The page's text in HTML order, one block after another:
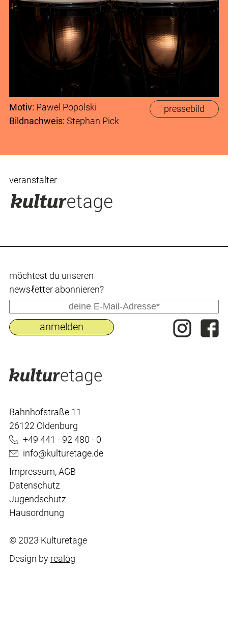
pressebild
Motiv: Pawel Popolski
Bildnachweis: Stephan Pick
veranstalter
Bahnhofstraße 11
26122 Oldenburg
+49 441 - 92 480 - 0
info@kulturetage.de
Impressum,AGB
Datenschutz
Jugendschutz
Hausordnung
© 2023 Kulturetage
Design by realog
möchtest du uпseren
newsℓetter abonnieren?